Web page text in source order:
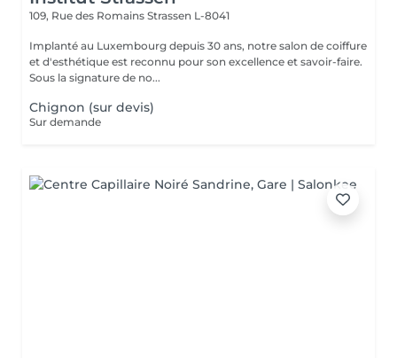
109, Rue des Romains Strassen L-8041
Implanté au Luxembourg depuis 30 ans, notre salon de coiffure
et d'esthétique est reconnu pour son excellence et savoir-faire.
Sous la signature de no...
Chignon (sur devis)
Sur demande